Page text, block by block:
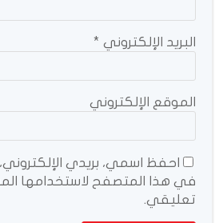
البريد الإلكتروني *
الموقع الإلكتروني
احفظ اسمي، بريدي
في هذا المتصفح لاستخدامها
تعليقي.